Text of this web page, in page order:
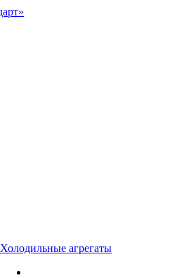
Холодильные агрегаты